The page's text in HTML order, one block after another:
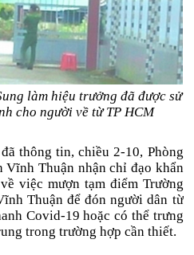
làm hiệu trưởng đã được sử
cho người về từ TP HCM
thông tin, chiều 2-10, Phòng
Vĩnh Thuận nhận chỉ đạo khẩn
việc mượn tạm điểm Trường
Thuận để đón người dân từ
Covid-19 hoặc có thể trưng
trong trường hợp cần thiết.